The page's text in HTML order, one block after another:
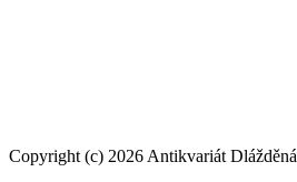
Copyright (c) 2026 Antikvariát Dlážděná